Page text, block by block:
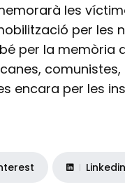
les
per les
per la memòria
encara per les
Linkedin